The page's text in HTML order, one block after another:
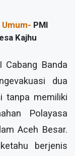
PMI
Kajhu
Cabang Banda
dua
tanpa memiliki
Polayasa
Aceh Besar.
berjenis